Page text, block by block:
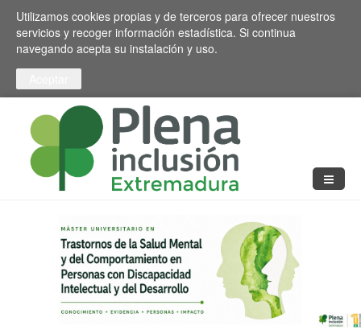
Pasar al contenido principal
Toggle high contrast
Utilizamos cookies propias y de terceros para ofrecer nuestros
servicios y recoger información estadística. Si continua
navegando acepta su instalación y uso.